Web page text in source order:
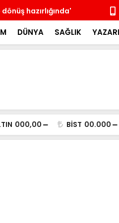
hazırlığında' Erdoğan,
DÜNYA SAĞLIK
000,00 BİST 00.000